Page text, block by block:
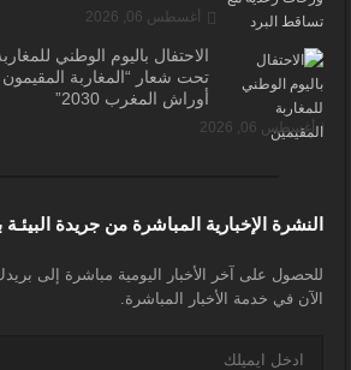
أغسطس 06, 2026
الاحتفال باليوم الوطني
تحت شعار “المغاربة
أوراش المغرب 2030”
أغسطس 06, 2026
النشرة الإخبارية المباشرة من جريدة
للحصول على آخر الأخبار اليومية مباشرة إلى
الآن في خدمة الأخبار المباشرة.